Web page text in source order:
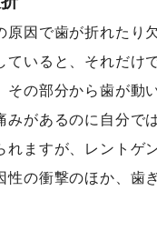
原因で歯が折れたり
ていると、それだけ
その部分から歯が動
みがあるのに自分で
れますが、レントゲ
性の衝撃のほか、歯